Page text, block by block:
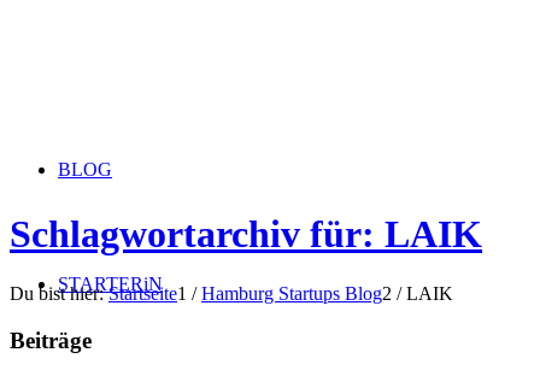
BLOG
STARTERiN
Schlagwortarchiv für: LAIK
Du bist hier: Startseite1 / Hamburg Startups Blog2 / LAIK
Beiträge